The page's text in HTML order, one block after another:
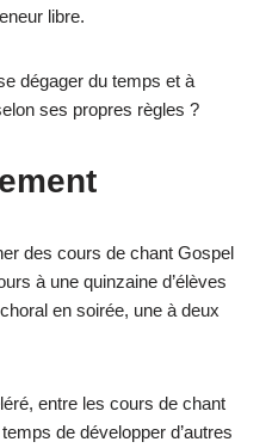
libre.
dégager du temps et à
ses propres règles ?
des cours de chant Gospel
à une quinzaine d’élèves
en soirée, une à deux
entre les cours de chant
de développer d’autres